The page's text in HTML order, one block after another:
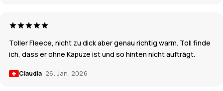
Toller Fleece, nicht zu dick aber genau richtig warm. Toll finde
ich, dass er ohne Kapuze ist und so hinten nicht aufträgt.
Claudia 26. Jan. 2026